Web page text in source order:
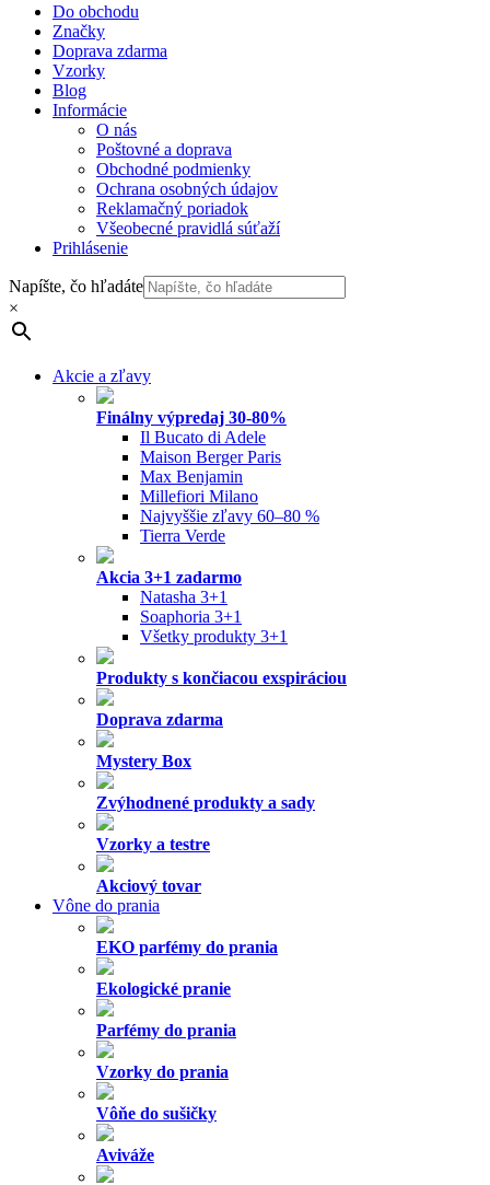
Do obchodu
Značky
Doprava zdarma
Vzorky
Blog
Informácie
O nás
Poštovné a doprava
Obchodné podmienky
Ochrana osobných údajov
Reklamačný poriadok
Všeobecné pravidlá súťaží
Prihlásenie
Napíšte, čo hľadáte
×
Akcie a zľavy
Finálny výpredaj 30-80%
Il Bucato di Adele
Maison Berger Paris
Max Benjamin
Millefiori Milano
Najvyššie zľavy 60–80 %
Tierra Verde
Akcia 3+1 zadarmo
Natasha 3+1
Soaphoria 3+1
Všetky produkty 3+1
Produkty s končiacou exspiráciou
Doprava zdarma
Mystery Box
Zvýhodnené produkty a sady
Vzorky a testre
Akciový tovar
Vône do prania
EKO parfémy do prania
Ekologické pranie
Parfémy do prania
Vzorky do prania
Vôňe do sušičky
Aviváže